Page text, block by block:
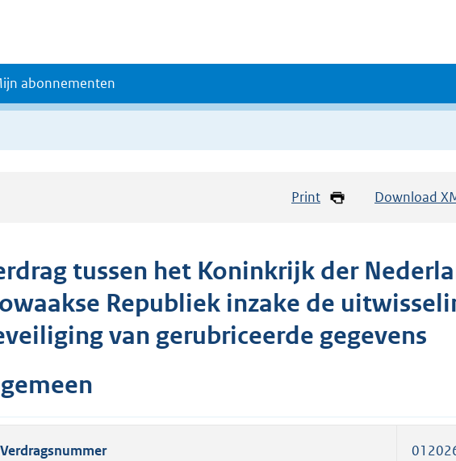
abonnementen
Print Download
tussen het Koninkrijk der
Republiek inzake de
van gerubriceerde gegevens
Verdragsnummer